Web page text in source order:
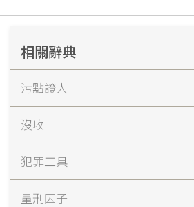
相關辭典
污點證人
沒收
犯罪工具
量刑因子